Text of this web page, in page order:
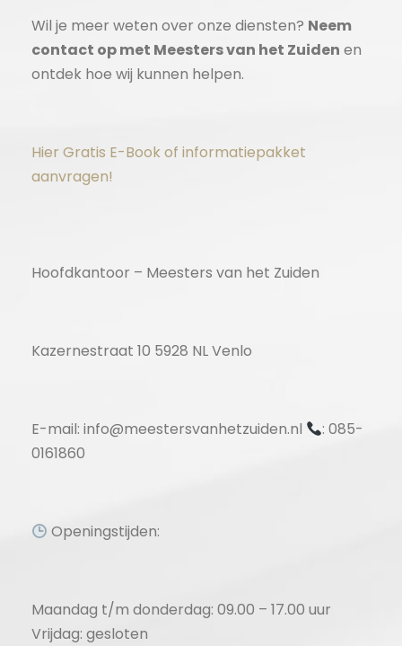
Wil je meer weten over onze diensten? Neem
contact op met Meesters van het Zuiden en
ontdek hoe wij kunnen helpen.
Hier Gratis E-Book of informatiepakket
aanvragen!
Hoofdkantoor – Meesters van het Zuiden
Kazernestraat 10 5928 NL Venlo
E-mail: info@meestersvanhetzuiden.nl
: 085-
0161860
Openingstijden:
Maandag t/m donderdag: 09.00 – 17.00 uur
Vrijdag: gesloten